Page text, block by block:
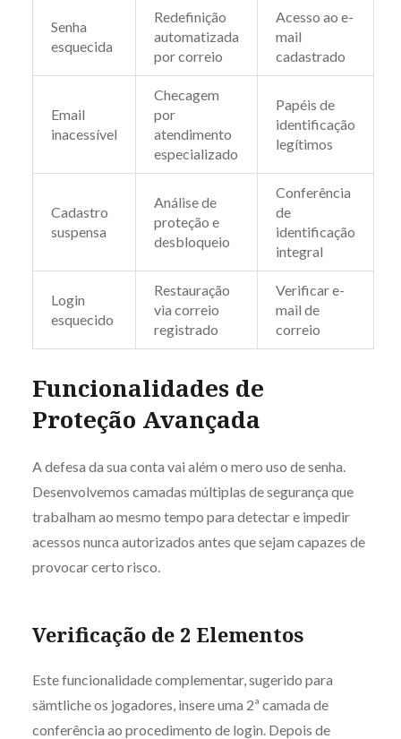
Senha
esquecida
Redefinição
automatizada
por correio
Acesso ao e-
mail
cadastrado
Email
inacessível
Checagem
por
atendimento
especializado
Papéis de
identificação
legítimos
Cadastro
suspensa
Análise de
proteção e
desbloqueio
Conferência
de
identificação
integral
Login
esquecido
Restauração
via correio
registrado
Verificar e-
mail de
correio
Funcionalidades de
Proteção Avançada
A defesa da sua conta vai além o mero uso de senha.
Desenvolvemos camadas múltiplas de segurança que
trabalham ao mesmo tempo para detectar e impedir
acessos nunca autorizados antes que sejam capazes de
provocar certo risco.
Verificação de 2 Elementos
Este funcionalidade complementar, sugerido para
sämtliche os jogadores, insere uma 2ª camada de
conferência ao procedimento de login. Depois de